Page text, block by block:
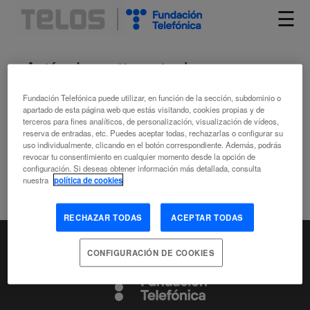
☰
Artículos etiquetados como
Influencia de la ciencia y la
tecnología sobre la sociedad
Fundación Telefónica puede utilizar, en función de la sección, subdominio o
apartado de esta página web que estás visitando, cookies propias y de
terceros para fines analíticos, de personalización, visualización de vídeos,
reserva de entradas, etc. Puedes aceptar todas, rechazarlas o configurar su
uso individualmente, clicando en el botón correspondiente. Además, podrás
revocar tu consentimiento en cualquier momento desde la opción de
configuración. Si deseas obtener información más detallada, consulta
nuestra política de cookies
RECHAZAR TODAS ACEPTAR TODAS
CONFIGURACIÓN DE COOKIES